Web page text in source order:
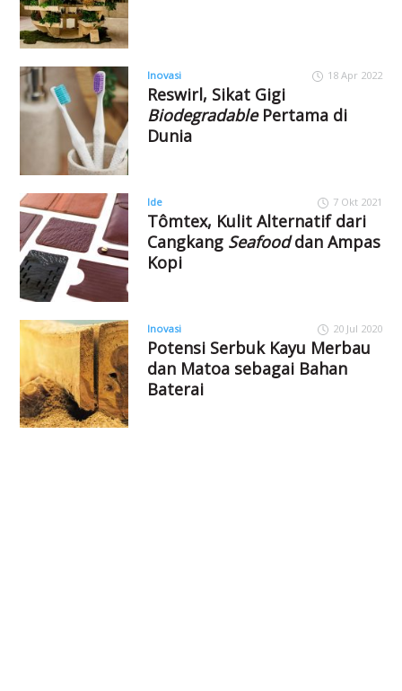
Inovasi 18 Apr 2022
Reswirl, Sikat Gigi
BiodegradablePertama di
Dunia
Ide 7 Okt 2021
Tômtex, Kulit Alternatif dari
Cangkang Seafooddan Ampas
Kopi
Inovasi 20 Jul 2020
Potensi Serbuk Kayu Merbau
dan Matoa sebagai Bahan
Baterai